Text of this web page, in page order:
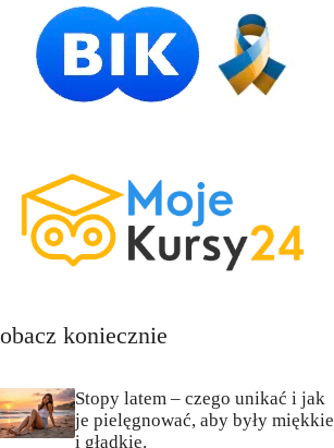
koniecznie
Stopy latem – czego unikać i jak
je pielęgnować, aby były miękkie
i gładkie.